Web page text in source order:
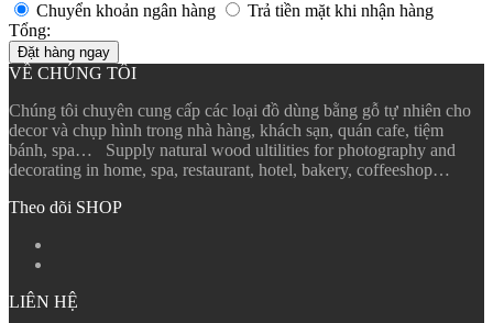
Chuyển khoản ngân hàng
Trả tiền mặt khi nhận hàng
Tổng:
Đặt hàng ngay
VỀ CHÚNG TÔI
Chúng tôi chuyên cung cấp các loại đồ dùng bằng gỗ tự nhiên cho
decor và chụp hình trong nhà hàng, khách sạn, quán cafe, tiệm
bánh, spa… Supply natural wood ultilities for photography and
decorating in home, spa, restaurant, hotel, bakery, coffeeshop…
Theo dõi SHOP
LIÊN HỆ